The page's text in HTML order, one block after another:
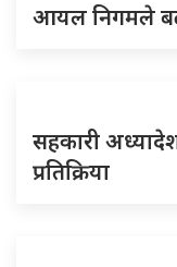
आयल निगमले
सहकारी
प्रतिक्रिया